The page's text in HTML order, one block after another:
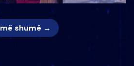
më shumë →